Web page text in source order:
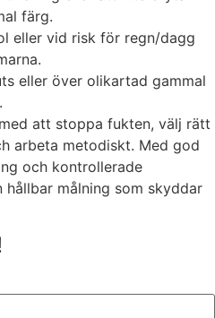
färg.
eller vid risk för regn/dagg
eller över olikartad gammal
att stoppa fukten, välj rätt
arbeta metodiskt. Med god
och kontrollerade
målning som skyddar